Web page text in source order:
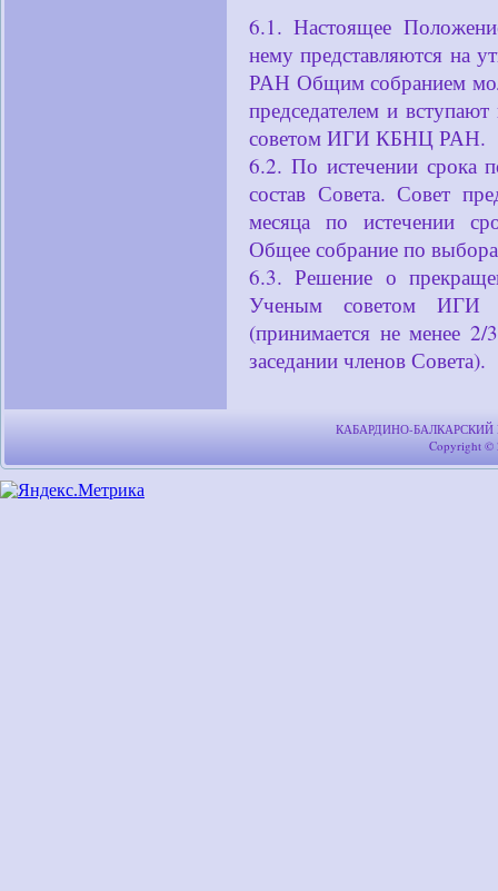
6.1. Настоящее
нему представляются на
РАН Общим собранием
председателем и
советом ИГИ КБНЦ РАН.
6.2. По истечении срока
состав Совета. Совет
месяца по истечении
Общее собрание по
6.3. Решение о
Ученым советом
(принимается не менее
заседании членов Совета).
КАБАРДИНО-
Copyright ©